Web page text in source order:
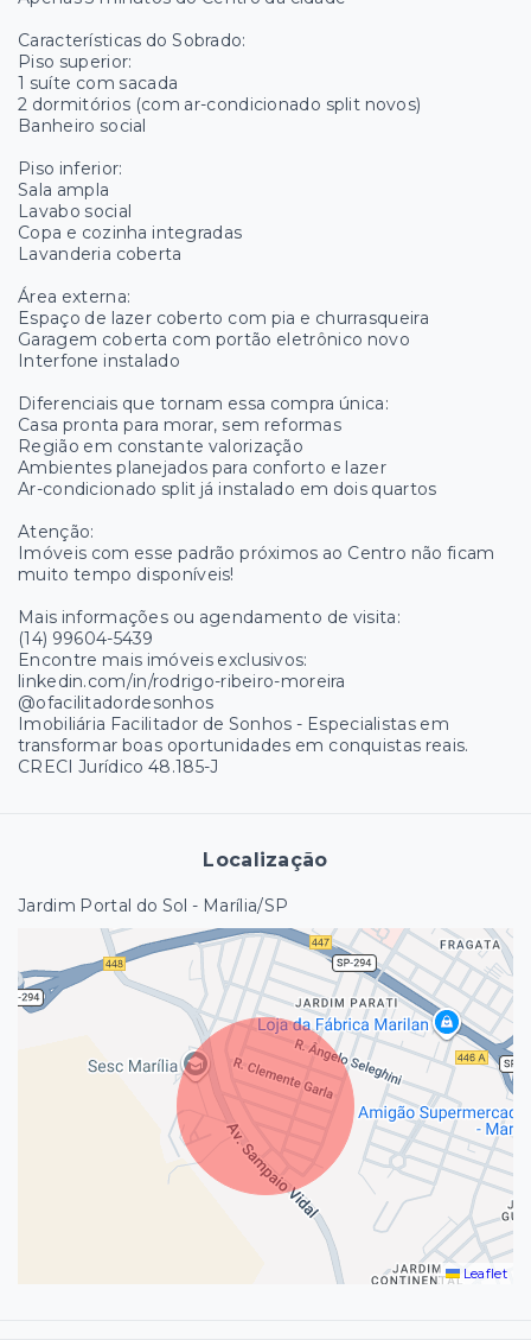
Características do Sobrado:
Piso superior:
1 suíte com sacada
2 dormitórios (com ar-condicionado split novos)
Banheiro social
Piso inferior:
Sala ampla
Lavabo social
Copa e cozinha integradas
Lavanderia coberta
Área externa:
Espaço de lazer coberto com pia e churrasqueira
Garagem coberta com portão eletrônico novo
Interfone instalado
Diferenciais que tornam essa compra única:
Casa pronta para morar, sem reformas
Região em constante valorização
Ambientes planejados para conforto e lazer
Ar-condicionado split já instalado em dois quartos
Atenção:
Imóveis com esse padrão próximos ao Centro não ficam
muito tempo disponíveis!
Mais informações ou agendamento de visita:
(14) 99604-5439
Encontre mais imóveis exclusivos:
linkedin.com/in/rodrigo-ribeiro-moreira
@ofacilitadordesonhos
Imobiliária Facilitador de Sonhos - Especialistas em
transformar boas oportunidades em conquistas reais.
CRECI Jurídico 48.185-J
Localização
Jardim Portal do Sol - Marília/SP
Leaflet